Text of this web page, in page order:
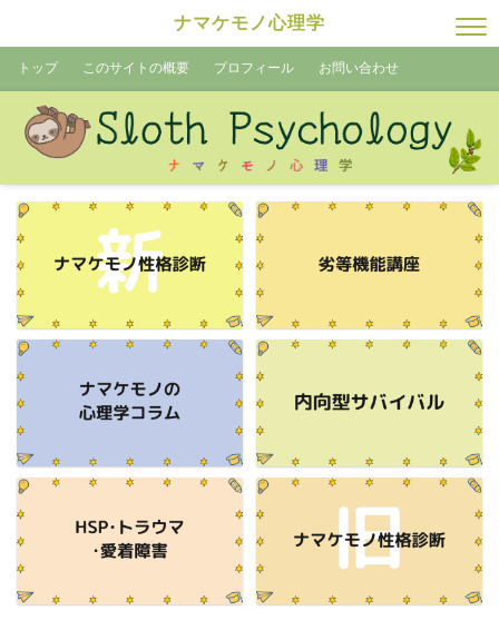
ナマケモノ心理学
トップ このサイトの概要 プロフィール お問い合わせ